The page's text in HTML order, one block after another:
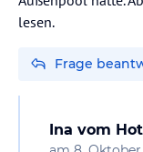
lesen.
Frage
Ina vom